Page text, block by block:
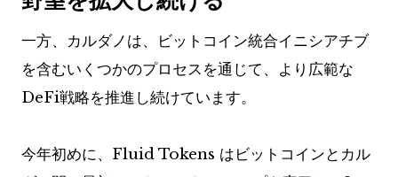
一方、カルダノは、ビットコイン統合イニシアチブ
を含むいくつかのプロセスを通じて、より広範な
DeFi戦略を推進し続けています。
今年初めに、Fluid Tokens はビットコインとカル